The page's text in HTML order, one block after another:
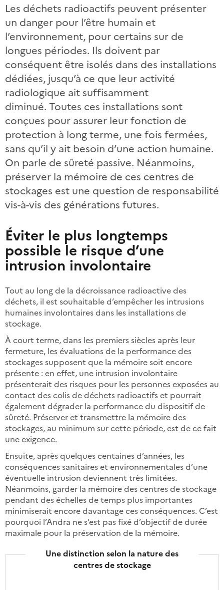
Les déchets radioactifs peuvent présenter
un danger pour l’être humain et
l’environnement, pour certains sur de
longues périodes. Ils doivent par
conséquent être isolés dans des installations
dédiées, jusqu’à ce que leur activité
radiologique ait suffisamment
diminué. Toutes ces installations sont
conçues pour assurer leur fonction de
protection à long terme, une fois fermées,
sans qu’il y ait besoin d’une action humaine.
On parle de sûreté passive. Néanmoins,
préserver la mémoire de ces centres de
stockages est une question de responsabilité
vis-à-vis des générations futures.
Éviter le plus longtemps
possible le risque d’une
intrusion involontaire
Tout au long de la décroissance radioactive des
déchets, il est souhaitable d’empêcher les intrusions
humaines involontaires dans les installations de
stockage.
À court terme, dans les premiers siècles après leur
fermeture, les évaluations de la performance des
stockages supposent que la mémoire soit encore
présente : en effet, une intrusion involontaire
présenterait des risques pour les personnes exposées au
contact des colis de déchets radioactifs et pourrait
également dégrader la performance du dispositif de
sûreté. Préserver et transmettre la mémoire des
stockages, au minimum sur cette période, est de ce fait
une exigence.
Ensuite, après quelques centaines d’années, les
conséquences sanitaires et environnementales d’une
éventuelle intrusion deviennent très limitées.
Néanmoins, garder la mémoire des centres de stockage
pendant des échelles de temps plus importantes
minimiserait encore davantage ces conséquences. C’est
pourquoi l’Andra ne s’est pas fixé d’objectif de durée
maximale pour la préservation de la mémoire.
Une distinction selon la nature des
centres de stockage